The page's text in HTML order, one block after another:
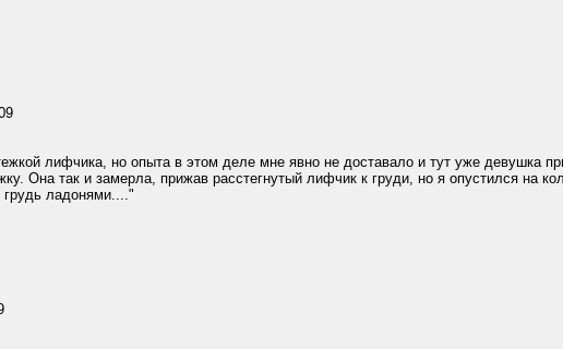
лифчика, но опыта в этом деле мне явно не доставало и тут уже девушка
Она так и замерла, прижав расстегнутый лифчик к груди, но я опустился на
грудь ладонями...."